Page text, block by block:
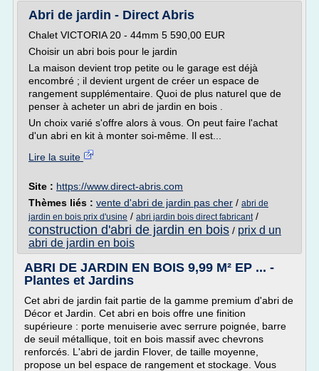
Abri de jardin - Direct Abris
Chalet VICTORIA 20 - 44mm 5 590,00 EUR
Choisir un abri bois pour le jardin
La maison devient trop petite ou le garage est déjà
encombré ; il devient urgent de créer un espace de
rangement supplémentaire. Quoi de plus naturel que de
penser à acheter un abri de jardin en bois .
Un choix varié s'offre alors à vous. On peut faire l'achat
d'un abri en kit à monter soi-même. Il est...
Lire la suite
Site : https://www.direct-abris.com
Thèmes liés : vente d'abri de jardin pas cher / abri de
jardin en bois prix d'usine / abri jardin bois direct fabricant/
construction d'abri de jardin en bois / prix d un
abri de jardin en bois
ABRI DE JARDIN EN BOIS 9,99 M² EP ... -
Plantes et Jardins
Cet abri de jardin fait partie de la gamme premium d'abri de
Décor et Jardin. Cet abri en bois offre une finition
supérieure : porte menuiserie avec serrure poignée, barre
de seuil métallique, toit en bois massif avec chevrons
renforcés. L'abri de jardin Flover, de taille moyenne,
propose un bel espace de rangement et stockage. Vous